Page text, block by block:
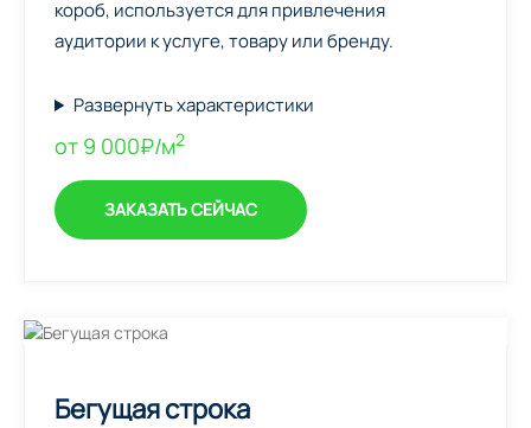
короб, используется для привлечения
аудитории к услуге, товару или бренду.
Развернуть характеристики
от 9 000₽/м2
ЗАКАЗАТЬ СЕЙЧАС
Бегущая строка